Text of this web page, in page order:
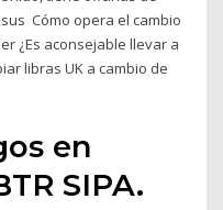
Cómo opera el cambio
¿Es aconsejable llevar a
libras UK a cambio de
en
SIPA.